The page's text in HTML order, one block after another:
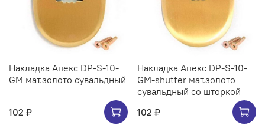
Накладка Апекс DP-S-10-
GM мат.золото сувальдный
102 ₽
Накладка Апекс DP-S-10-
GM-shutter мат.золото
сувальдный со шторкой
102 ₽